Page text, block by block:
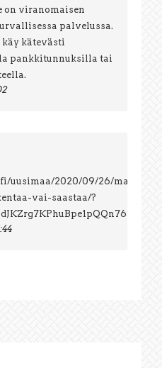
on viranomaisen
palvelussa.
kätevästi
pankkitunnuksilla tai
uusimaa/2020/09/26/malmin-
vai-saastaa/?